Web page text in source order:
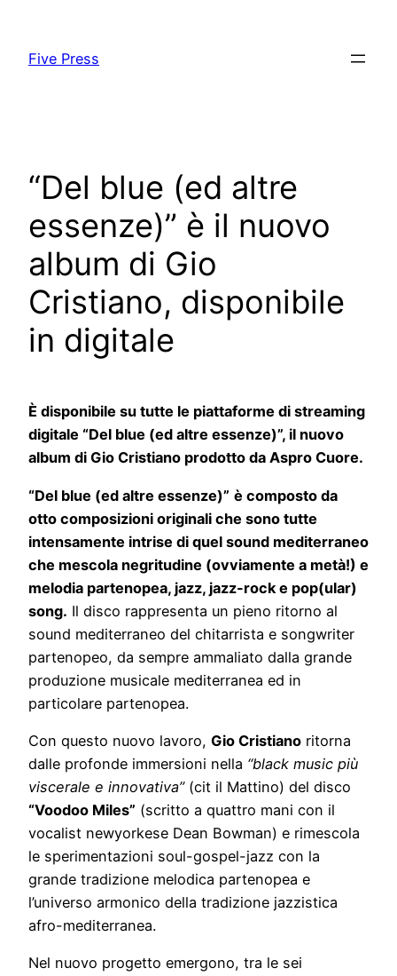
content
Five Press
“Del blue (ed altre
essenze)” è il nuovo
album di Gio
Cristiano, disponibile
in digitale
È disponibile su tutte le piattaforme di streaming
digitale “Del blue (ed altre essenze)”, il nuovo
album di Gio Cristiano prodotto da Aspro Cuore.
“Del blue (ed altre essenze)” è composto da
otto composizioni originali che sono tutte
intensamente intrise di quel sound mediterraneo
che mescola negritudine (ovviamente a metà!) e
melodia partenopea, jazz, jazz-rock e pop(ular)
song. Il disco rappresenta un pieno ritorno al
sound mediterraneo del chitarrista e songwriter
partenopeo, da sempre ammaliato dalla grande
produzione musicale mediterranea ed in
particolare partenopea.
Con questo nuovo lavoro, Gio Cristiano ritorna
dalle profonde immersioni nella “black music più
viscerale e innovativa”(cit il Mattino) del disco
“Voodoo Miles” (scritto a quattro mani con il
vocalist newyorkese Dean Bowman) e rimescola
le sperimentazioni soul-gospel-jazz con la
grande tradizione melodica partenopea e
l’universo armonico della tradizione jazzistica
afro-mediterranea.
Nel nuovo progetto emergono, tra le sei